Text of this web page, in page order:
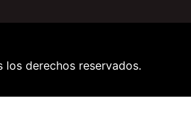
derechos reservados.